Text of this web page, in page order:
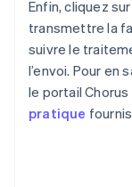
Enfin, cliquez
transmettre la
suivre le
l’envoi. Pour en
le portail
pratique